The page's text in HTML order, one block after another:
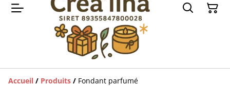
Accueil / Produits / Fondant parfumé